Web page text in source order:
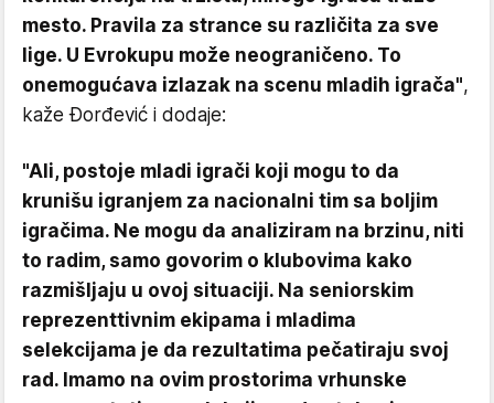
mesto. Pravila za strance su različita za sve
lige. U Evrokupu može neograničeno. To
onemogućava izlazak na scenu mladih igrača",
kaže Đorđević i dodaje:
"Ali, postoje mladi igrači koji mogu to da
krunišu igranjem za nacionalni tim sa boljim
igračima. Ne mogu da analiziram na brzinu, niti
to radim, samo govorim o klubovima kako
razmišljaju u ovoj situaciji. Na seniorskim
reprezenttivnim ekipama i mladima
selekcijama je da rezultatima pečatiraju svoj
rad. Imamo na ovim prostorima vrhunske